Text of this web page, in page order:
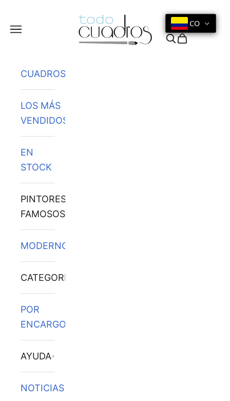
Menú
CO
Buscar
Cesta
CUADROS
LOS MÁS
VENDIDOS
EN
STOCK
PINTORES
FAMOSOS
MODERNOS
CATEGORÍAS
POR
ENCARGO
AYUDA
NOTICIAS